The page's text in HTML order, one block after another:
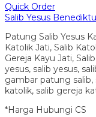
Quick Order
Salib Yesus
Patung Salib Yesus
Katolik Jati, Salib
Gereja Kayu Jati,
yesus, salib yesus,
gambar patung salib,
katolik, salib gereja
*Harga Hubungi CS